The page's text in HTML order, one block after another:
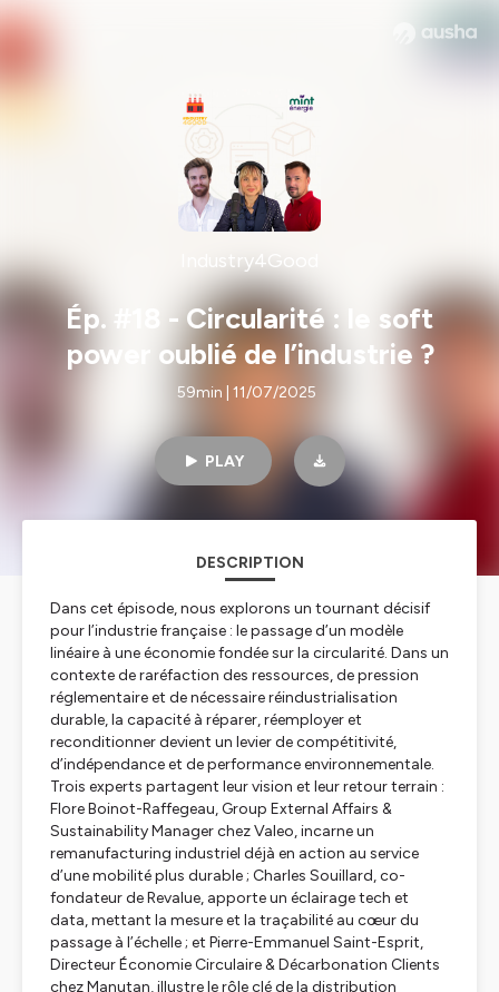
Industry4Good
Ép. #18 - Circularité : le soft
power oublié de l’industrie ?
59min | 11/07/2025
PLAY
DESCRIPTION
Dans cet épisode, nous explorons un tournant décisif
pour l’industrie française : le passage d’un modèle
linéaire à une économie fondée sur la circularité. Dans un
contexte de raréfaction des ressources, de pression
réglementaire et de nécessaire réindustrialisation
durable, la capacité à réparer, réemployer et
reconditionner devient un levier de compétitivité,
d’indépendance et de performance environnementale.
Trois experts partagent leur vision et leur retour terrain :
Flore Boinot-Raffegeau, Group External Affairs &
Sustainability Manager chez Valeo, incarne un
remanufacturing industriel déjà en action au service
d’une mobilité plus durable ; Charles Souillard, co-
fondateur de Revalue, apporte un éclairage tech et
data, mettant la mesure et la traçabilité au cœur du
passage à l’échelle ; et Pierre-Emmanuel Saint-Esprit,
Directeur Économie Circulaire & Décarbonation Clients
chez Manutan, illustre le rôle clé de la distribution